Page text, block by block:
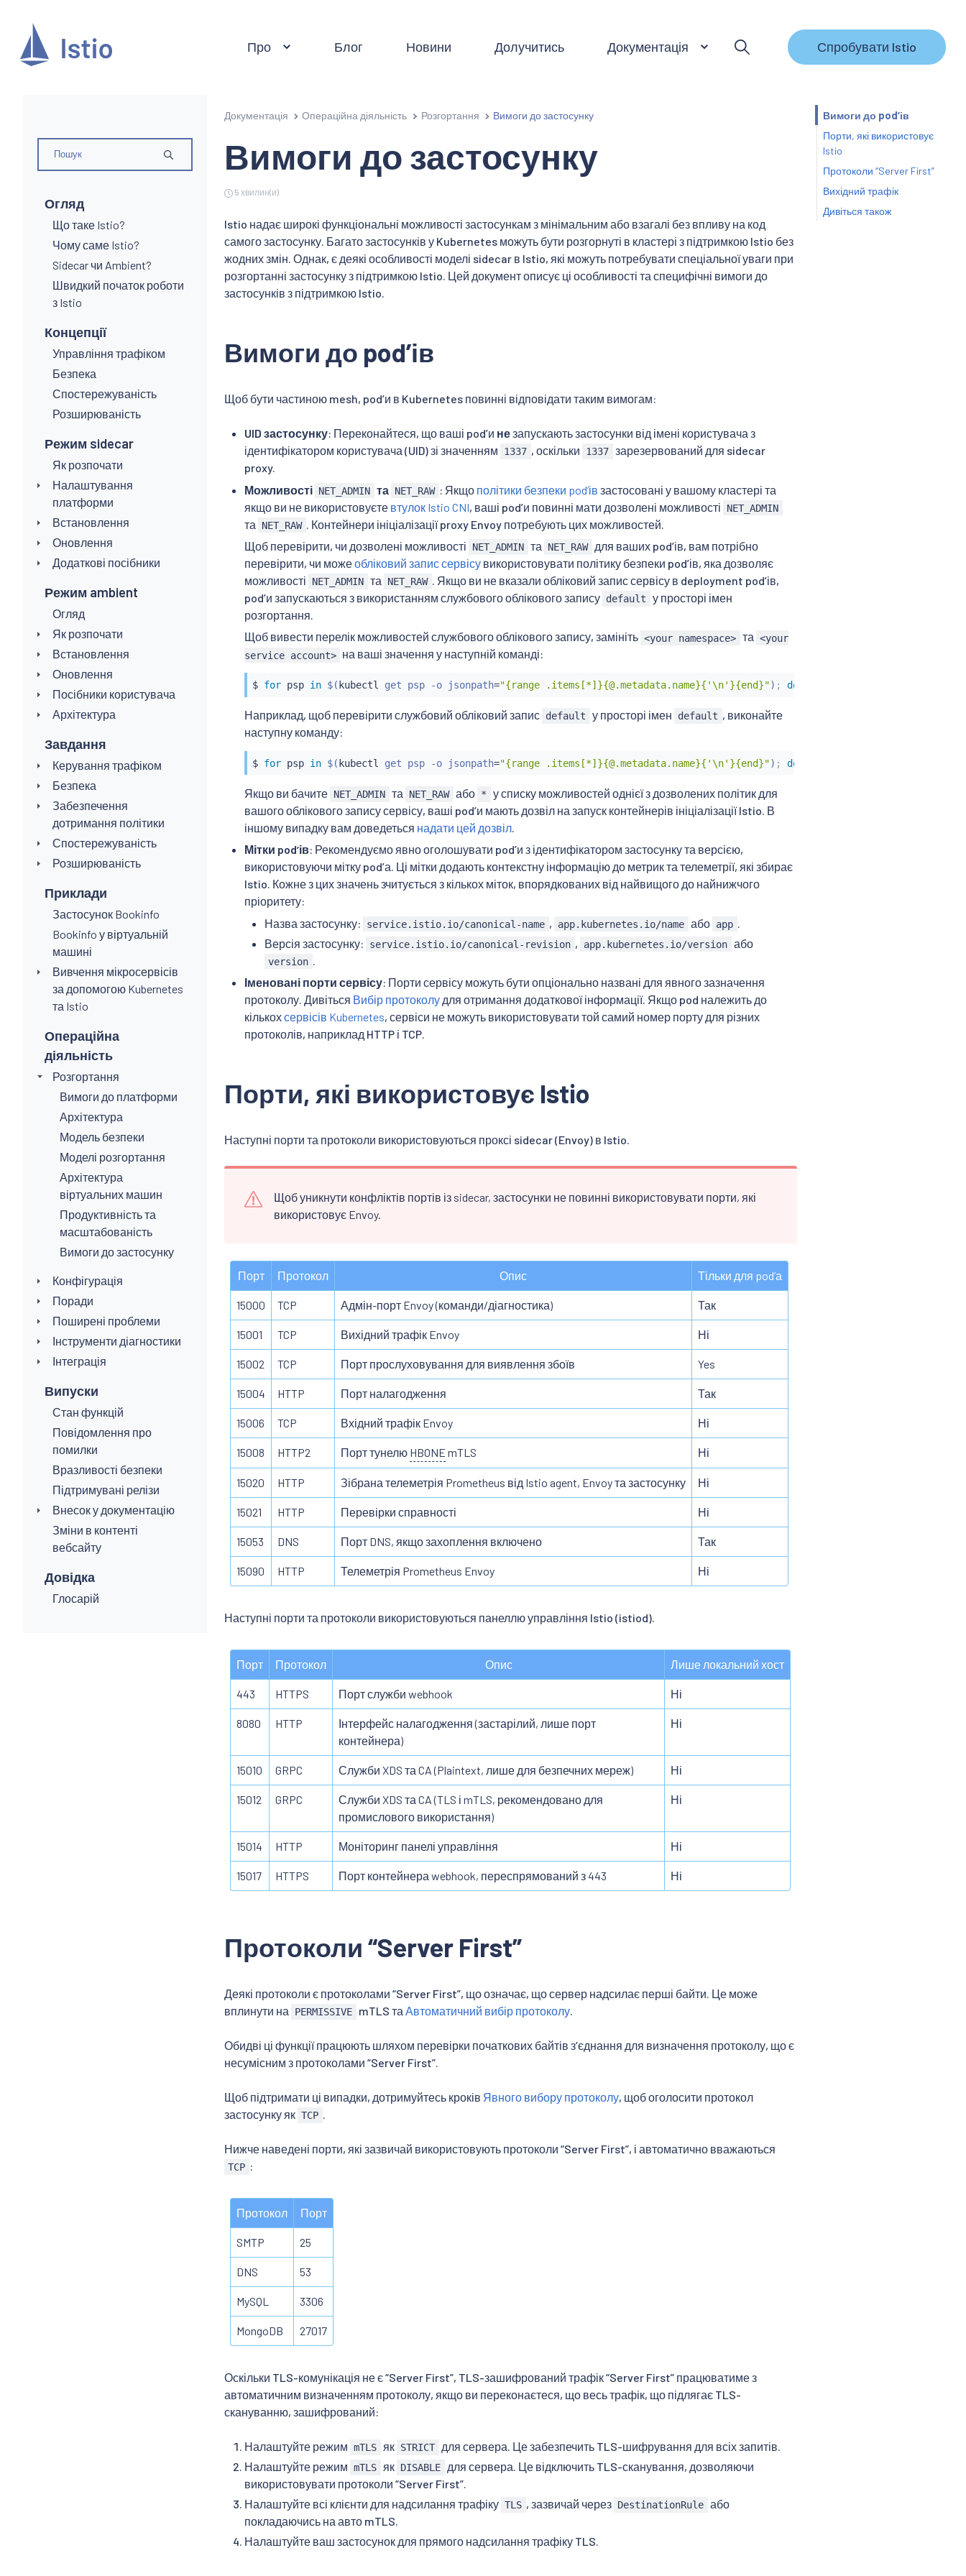
Про Блог Новини Долучитись Документація Спробувати Istio
Огляд
Що таке Istio?
Чому саме Istio?
Sidecar чи Ambient?
Швидкий початок роботи
з Istio
Концепції
Управління трафіком
Безпека
Спостережуваність
Розширюваність
Режим sidecar
Як розпочати
Налаштування
платформи
Встановлення
Оновлення
Додаткові посібники
Режим ambient
Огляд
Як розпочати
Встановлення
Оновлення
Посібники користувача
Архітектура
Завдання
Керування трафіком
Безпека
Забезпечення
дотримання політики
Спостережуваність
Розширюваність
Приклади
Застосунок Bookinfo
Bookinfo у віртуальній
машині
Вивчення мікросервісів
за допомогою Kubernetes
та Istio
Операційна
діяльність
Розгортання
Вимоги до платформи
Архітектура
Модель безпеки
Моделі розгортання
Архітектура
віртуальних машин
Продуктивність та
масштабованість
Вимоги до застосунку
Конфігурація
Поради
Поширені проблеми
Інструменти діагностики
Інтеграція
Випуски
Стан функцій
Повідомлення про
помилки
Вразливості безпеки
Підтримувані релізи
Внесок у документацію
Зміни в контенті
вебсайту
Довідка
Глосарій
Документація Операційна діяльність Розгортання Вимоги до застосунку
Вимоги до застосунку
5 хвилин(и)
Istio надає широкі функціональні можливості застосункам з мінімальним або взагалі без впливу на код
самого застосунку. Багато застосунків у Kubernetes можуть бути розгорнуті в кластері з підтримкою Istio без
жодних змін. Однак, є деякі особливості моделі sidecar в Istio, які можуть потребувати спеціальної уваги при
розгортанні застосунку з підтримкою Istio. Цей документ описує ці особливості та специфічні вимоги до
застосунків з підтримкою Istio.
Вимоги до podʼів
Щоб бути частиною mesh, podʼи в Kubernetes повинні відповідати таким вимогам:
UID застосунку: Переконайтеся, що ваші podʼи незапускають застосунки від імені користувача з
ідентифікатором користувача (UID) зі значенням
1337 , оскільки 1337 зарезервований для sidecar
proxy.
Можливості NET_ADMIN та NET_RAW : Якщо політики безпеки podʼів застосовані у вашому кластері та
якщо ви не використовуєте втулок Istio CNI, ваші podʼи повинні мати дозволені можливості NET_ADMIN
та NET_RAW
. Контейнери ініціалізації proxy Envoy потребують цих можливостей.
Щоб перевірити, чи дозволені можливості
NET_ADMIN та NET_RAW
для ваших podʼів, вам потрібно
перевірити, чи можеобліковий запис сервісу використовувати політику безпеки podʼів, яка дозволяє
можливості
NET_ADMIN та NET_RAW . Якщо ви не вказали обліковий запис сервісу в deployment podʼів,
podʼи запускаються з використанням службового облікового запису default
у просторі імен
розгортання.
Щоб вивести перелік можливостей службового облікового запису, замініть <your namespace> та <your
service account> на ваші значення у наступній команді:
$ for psp in $( kubectl get psp -o jsonpath="{range .items[*]}{@.metadata.name}{'\n'}{end}") ; do
Наприклад, щоб перевірити службовий обліковий запис default у просторі імен default , виконайте
наступну команду:
$ for psp in $(kubectl get psp -o jsonpath="{range .items[*]}{@.metadata.name}{'\n'}{end}") ; do
Якщо ви бачите NET_ADMIN та NET_RAW або *
у списку можливостей однієї з дозволених політик для
вашого облікового запису сервісу, ваші podʼи мають дозвіл на запуск контейнерів ініціалізації Istio. В
іншому випадку вам доведеться надати цей дозвіл.
Мітки podʼів: Рекомендуємо явно оголошувати podʼи з ідентифікатором застосунку та версією,
використовуючи мітку podʼа. Ці мітки додають контекстну інформацію до метрик та телеметрії, які збирає
Istio. Кожне з цих значень зчитується з кількох міток, впорядкованих від найвищого до найнижчого
пріоритету:
Назва застосунку:
service.istio.io/canonical-name , app.kubernetes.io/name або app
Версія застосунку:
service.istio.io/canonical-revision , app.kubernetes.io/version або
version
Іменовані порти сервісу: Порти сервісу можуть бути опціонально названі для явного зазначення
протоколу. Дивіться Вибір протоколу для отримання додаткової інформації. Якщо pod належить до
кількохсервісів Kubernetes, сервіси не можуть використовувати той самий номер порту для різних
протоколів, наприклад HTTP і TCP.
Порти, які використовує Istio
Наступні порти та протоколи використовуються проксі sidecar (Envoy) в Istio.
Щоб уникнути конфліктів портів із sidecar, застосунки не повинні використовувати порти, які
використовує Envoy.
Порт Протокол Опис Тільки для podʼа
15000 TCP Адмін-порт Envoy (команди/діагностика) Так
15001 TCP Вихідний трафік Envoy Ні
15002 TCP Порт прослуховування для виявлення збоїв Yes
15004 HTTP Порт налагодження Так
15006 TCP Вхідний трафік Envoy Ні
15008 HTTP2 Порт тунелю HBONE mTLS Ні
15020 HTTP Зібрана телеметрія Prometheus від Istio agent, Envoy та застосунку Ні
15021 HTTP Перевірки справності Ні
15053 DNS Порт DNS, якщо захоплення включено Так
15090 HTTP Телеметрія Prometheus Envoy Ні
Наступні порти та протоколи використовуються панеллю управління Istio (istiod).
Порт Протокол Опис Лише локальний хост
443 HTTPS Порт служби webhook Ні
8080 HTTP
Інтерфейс налагодження (застарілий, лише порт
контейнера)
Ні
15010 GRPC Служби XDS та CA (Plaintext, лише для безпечних мереж) Ні
15012 GRPC
Служби XDS та CA (TLS і mTLS, рекомендовано для
промислового використання)
Ні
15014 HTTP Моніторинг панелі управління Ні
15017 HTTPS Порт контейнера webhook, переспрямований з 443 Ні
Протоколи “Server First”
Деякі протоколи є протоколами “Server First”, що означає, що сервер надсилає перші байти. Це може
вплинути на
PERMISSIVE mTLS та Автоматичний вибір протоколу.
Обидві ці функції працюють шляхом перевірки початкових байтів зʼєднання для визначення протоколу, що є
несумісним з протоколами “Server First”.
Щоб підтримати ці випадки, дотримуйтесь кроків Явного вибору протоколу, щоб оголосити протокол
застосунку як TCP .
Нижче наведені порти, які зазвичай використовують протоколи “Server First”, і автоматично вважаються
TCP :
Протокол Порт
SMTP 25
DNS 53
MySQL 3306
MongoDB 27017
Оскільки TLS-комунікація не є “Server First”, TLS-зашифрований трафік “Server First” працюватиме з
автоматичним визначенням протоколу, якщо ви переконаєтеся, що весь трафік, що підлягає TLS-
скануванню, зашифрований:
Налаштуйте режим mTLS як STRICT
для сервера. Це забезпечить TLS-шифрування для всіх запитів.
Налаштуйте режим mTLS як DISABLE
для сервера. Це відключить TLS-сканування, дозволяючи
використовувати протоколи “Server First”.
Налаштуйте всі клієнти для надсилання трафіку TLS , зазвичай через DestinationRule або
покладаючись на авто mTLS.
Налаштуйте ваш застосунок для прямого надсилання трафіку TLS.
Вимоги до podʼів
Порти, які використовує
Istio
Протоколи “Server First”
Вихідний трафік
Дивіться також